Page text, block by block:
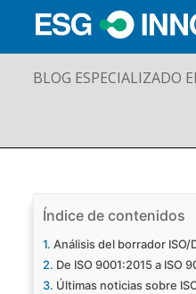
BLOG ESPECIALIZADO
Índice de contenidos
Análisis del borrador ISO/
De ISO 9001:2015 a ISO
Últimas noticias sobre